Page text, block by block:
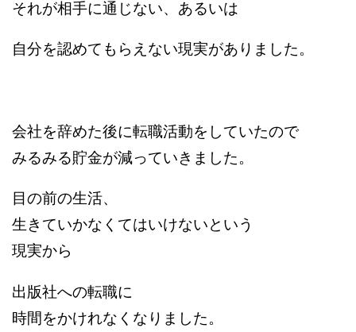
それが相手に通じない、あるいは
自分を認めてもらえない現実がありました。
会社を辞めた後に転職活動をしていたので
みるみる貯金が減っていきました。
目の前の生活、
生きていかなくてはいけないという
現実から
出版社への転職に
時間をかけれなくなりました。